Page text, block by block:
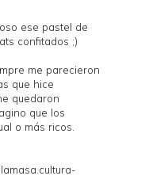
ese pastel de
confitados ;)
me parecieron
que hice
quedaron
que los
o más ricos.